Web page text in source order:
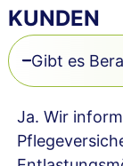
KUNDEN
Gibt es
Ja. Wir